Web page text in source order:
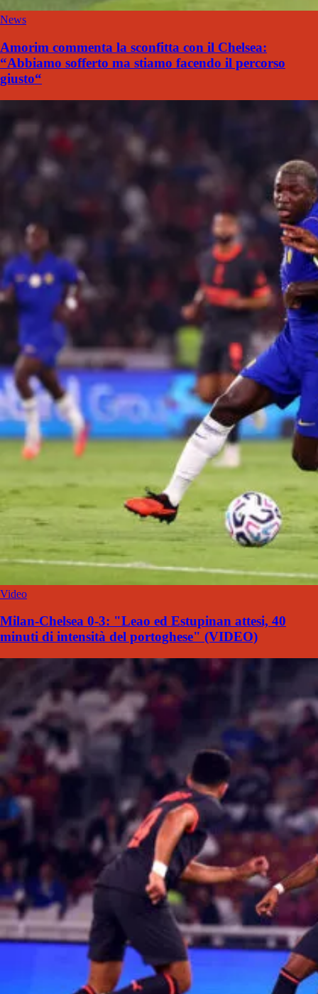
News
Amorim commenta la sconfitta con il Chelsea:
“Abbiamo sofferto ma stiamo facendo il percorso
giusto“
Video
Milan-Chelsea 0-3: "Leao ed Estupinan attesi, 40
minuti di intensità del portoghese" (VIDEO)